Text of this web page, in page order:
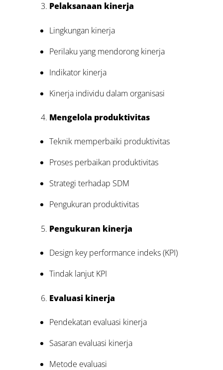
Pelaksanaan kinerja
Lingkungan kinerja
Perilaku yang mendorong kinerja
Indikator kinerja
Kinerja individu dalam organisasi
Mengelola produktivitas
Teknik memperbaiki produktivitas
Proses perbaikan produktivitas
Strategi terhadap SDM
Pengukuran produktivitas
Pengukuran kinerja
Design key performance indeks (KPI)
Tindak lanjut KPI
Evaluasi kinerja
Pendekatan evaluasi kinerja
Sasaran evaluasi kinerja
Metode evaluasi